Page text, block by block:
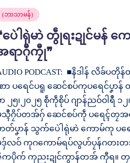
(ဘာသာမန်)
ပေဲါရုဲမာဲ တွဵုရးဍုင်မန်
ရာဂီုကၠီု❞
PODCAST: ■နိဒါန် လိခ်ပတို
ာ ပရေင်ပရူ ဆေင်စပ်ကုပရေင်ပၞာန်
၂၅၊၂၀၂၅ စဵုကဵုစိုပ် ဂျာန်ညဝ်ဝါရဳ ၁
သ္ၚဳဂၠိပ်တအ်ဂှ် ဆေင်စပ်ကဵု ပရေၚ်တၠအဝဵု
တ်ပၞာန် သွက်ပေဲါရုဲမာဲ ကောမ်ကု ပရေင်
ဒှ်လဝ် ကုဂကောမ်ရပ်လွဟ်ပၠန်ဂတးတ
ကပိုက် ကုညးဍုင်ကွာန်တအ် ကီုရ။ တၠအ